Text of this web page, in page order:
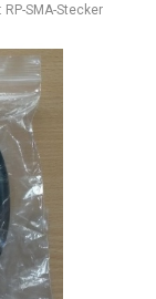
SMA-Stecker